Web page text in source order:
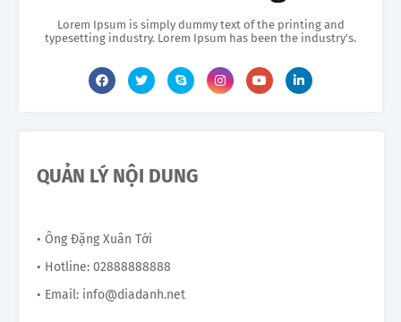
Lorem Ipsum is simply dummy text of the printing and
typesetting industry. Lorem Ipsum has been the industry's.
QUẢN LÝ NỘI DUNG
• Ông Đặng Xuân Tới
• Hotline: 02888888888
• Email: info@diadanh.net